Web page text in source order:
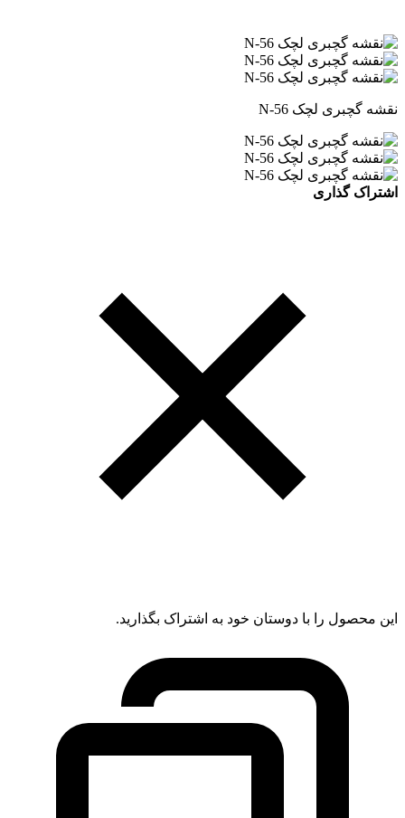
نقشه گچبری لچک N-56
اشتراک گذاری
این محصول را با دوستان خود به اشتراک بگذارید.